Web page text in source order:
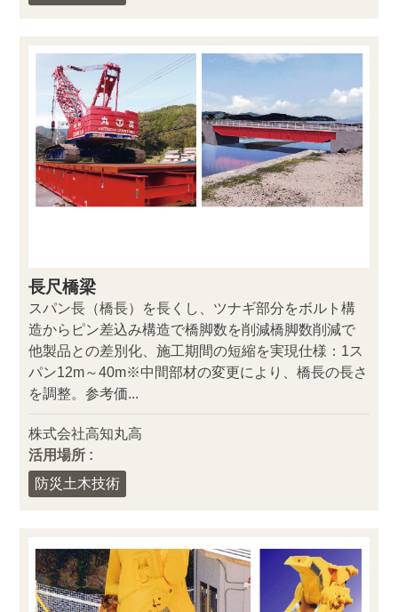
長尺橋梁
スパン長（橋長）を長くし、ツナギ部分をボルト構
造からピン差込み構造で橋脚数を削減橋脚数削減で
他製品との差別化、施工期間の短縮を実現仕様：1ス
パン12m～40m※中間部材の変更により、橋長の長さ
を調整。参考価...
株式会社高知丸高
活用場所 :
防災土木技術